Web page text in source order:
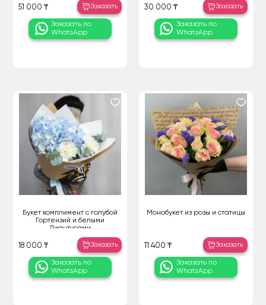
51 000 ₸ Заказать
Заказать по
WhatsApp
30 000 ₸ Заказать
Заказать по
WhatsApp
Букет комплимент с голубой
Гортензий и белыми
Диантусами
18 000 ₸ Заказать
Заказать по
WhatsApp
Монобукет из розы и статицы
11 400 ₸ Заказать
Заказать по
WhatsApp